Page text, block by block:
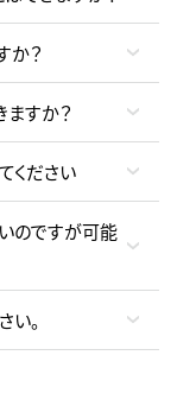
か？
ますか？
ください
のですが可能
い。